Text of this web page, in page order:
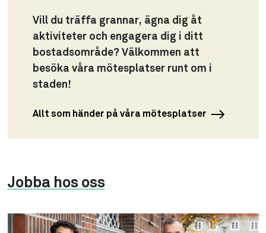
Vill du träffa grannar, ägna dig åt
aktiviteter och engagera dig i ditt
bostadsområde? Välkommen att
besöka våra mötesplatser runt om i
staden!
Allt som händer på våra mötesplatser
Jobba hos oss